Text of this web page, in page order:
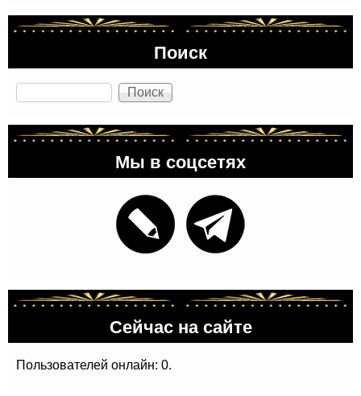
Поиск
Поиск
Мы в соцсетях
Сейчас на сайте
Пользователей онлайн: 0.